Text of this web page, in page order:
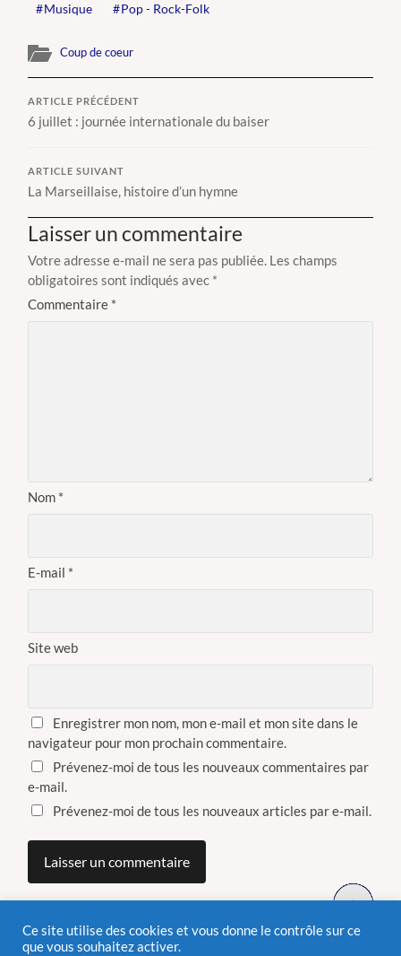
Musique Pop - Rock-Folk
Coup de coeur
ARTICLE PRÉCÉDENT
6 juillet : journée internationale du baiser
ARTICLE SUIVANT
La Marseillaise, histoire d’un hymne
Laisser un commentaire
Votre adresse e-mail ne sera pas publiée. Les champs
obligatoires sont indiqués avec *
Commentaire *
Nom *
E-mail *
Site web
Enregistrer mon nom, mon e-mail et mon site dans le
navigateur pour mon prochain commentaire.
Prévenez-moi de tous les nouveaux commentaires par
e-mail.
Prévenez-moi de tous les nouveaux articles par e-mail.
Ce site utilise des cookies et vous donne le contrôle sur ce
que vous souhaitez activer.